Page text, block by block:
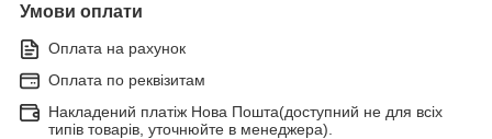
Умови оплати
Оплата на рахунок
Оплата по реквізитам
Накладений платіж Нова Пошта(доступний не для всіх
типів товарів, уточнюйте в менеджера).